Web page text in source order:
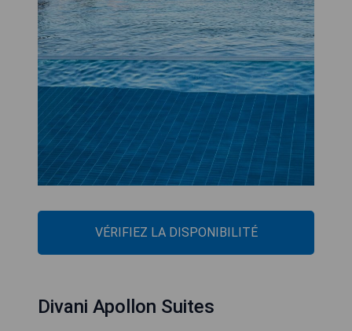
VÉRIFIEZ LA DISPONIBILITÉ
Divani Apollon Suites